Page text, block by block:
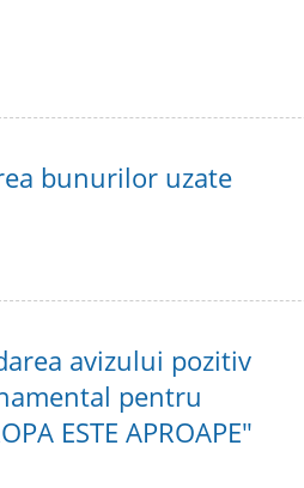
bunurilor uzate
avizului pozitiv
pentru
ESTE APROAPE"